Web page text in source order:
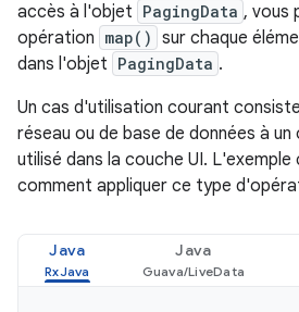
accès à l'objet PagingData , vous
opération map() sur chaque
dans l'objet PagingData .
Un cas d'utilisation courant
réseau ou de base de données à
utilisé dans la couche UI.
comment appliquer ce type
Java Java